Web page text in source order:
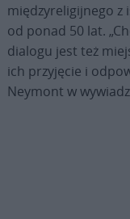
międzyreligijnego z
od ponad 50 lat.
dialogu jest też
ich przyjęcie i
Neymont w